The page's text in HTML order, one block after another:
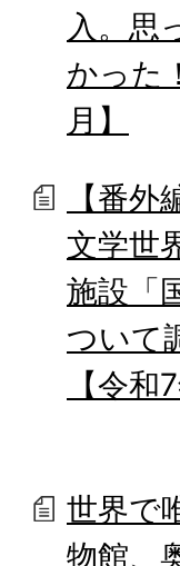
入。思
かった
月】
【番
文学世
施設「
ついて
【令和
世界で
物館、